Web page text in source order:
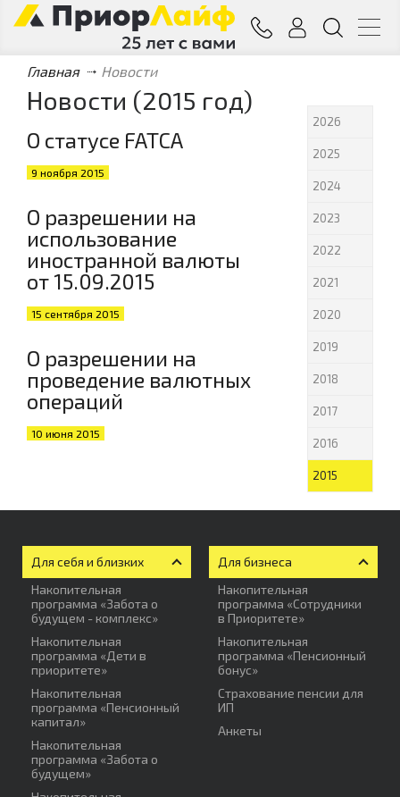
Главная Новости
Новости (2015 год)
О статусе FATCA
9 ноября 2015
О разрешении на
использование
иностранной валюты
от 15.09.2015
15 сентября 2015
О разрешении на
проведение валютных
операций
10 июня 2015
2026
2025
2024
2023
2022
2021
2020
2019
2018
2017
2016
2015
Для себя и близких
Накопительная
программа «Забота о
будущем - комплекс»
Накопительная
программа «Дети в
приоритете»
Накопительная
программа «Пенсионный
капитал»
Накопительная
программа «Забота о
будущем»
Для бизнеса
Накопительная
программа «Сотрудники
в Приоритете»
Накопительная
программа «Пенсионный
бонус»
Страхование пенсии для
ИП
Анкеты